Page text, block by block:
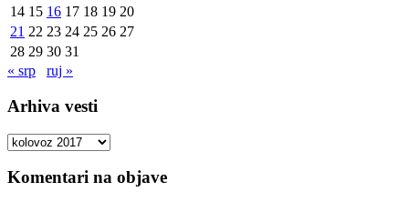
14 15 16 17 18 19 20
21 22 23 24 25 26 27
28 29 30 31
« srp
ruj »
Arhiva vesti
Arhiva
Komentari na objave